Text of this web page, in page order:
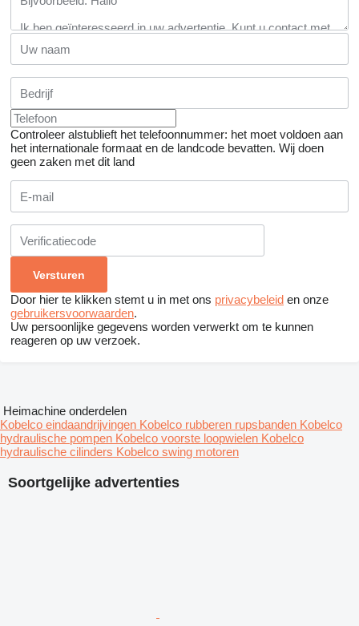
Controleer alstublieft het telefoonnummer: het moet voldoen aan
het internationale formaat en de landcode bevatten. Wij doen
geen zaken met dit land
Door hier te klikken stemt u in met ons privacybeleid en onze
gebruikersvoorwaarden.
Uw persoonlijke gegevens worden verwerkt om te kunnen
reageren op uw verzoek.
Soortgelijke advertenties
Heimachine onderdelen
Kobelco eindaandrijvingen Kobelco rubberen rupsbanden Kobelco
hydraulische pompen Kobelco voorste loopwielen Kobelco
hydraulische cilinders Kobelco swing motoren